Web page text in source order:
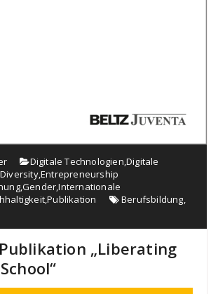
Digitale Technologien,Digitale
Diversity,Entrepreneurship
,Gender,Internationale
,Publikation Berufsbildung,
Publikation „Liberating